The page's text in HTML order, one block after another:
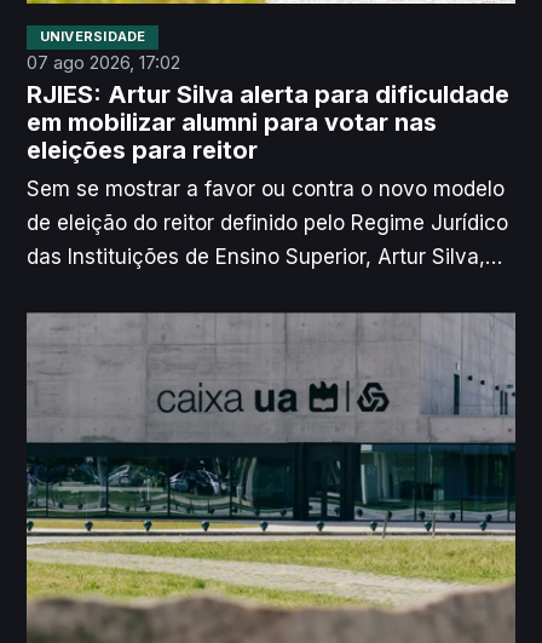
UNIVERSIDADE
07 ago 2026, 17:02
RJIES: Artur Silva alerta para dificuldade
em mobilizar alumni para votar nas
eleições para reitor
Sem se mostrar a favor ou contra o novo modelo
de eleição do reitor definido pelo Regime Jurídico
das Instituições de Ensino Superior, Artur Silva,
manifestou alguma preocupação face à
implementação do voto dos antigos alunos. O
responsável assinala que pode ser difícil
recensear centenas de milhares de pessoas e
que uma eleição pouco participada pode ser
“condicionada”.